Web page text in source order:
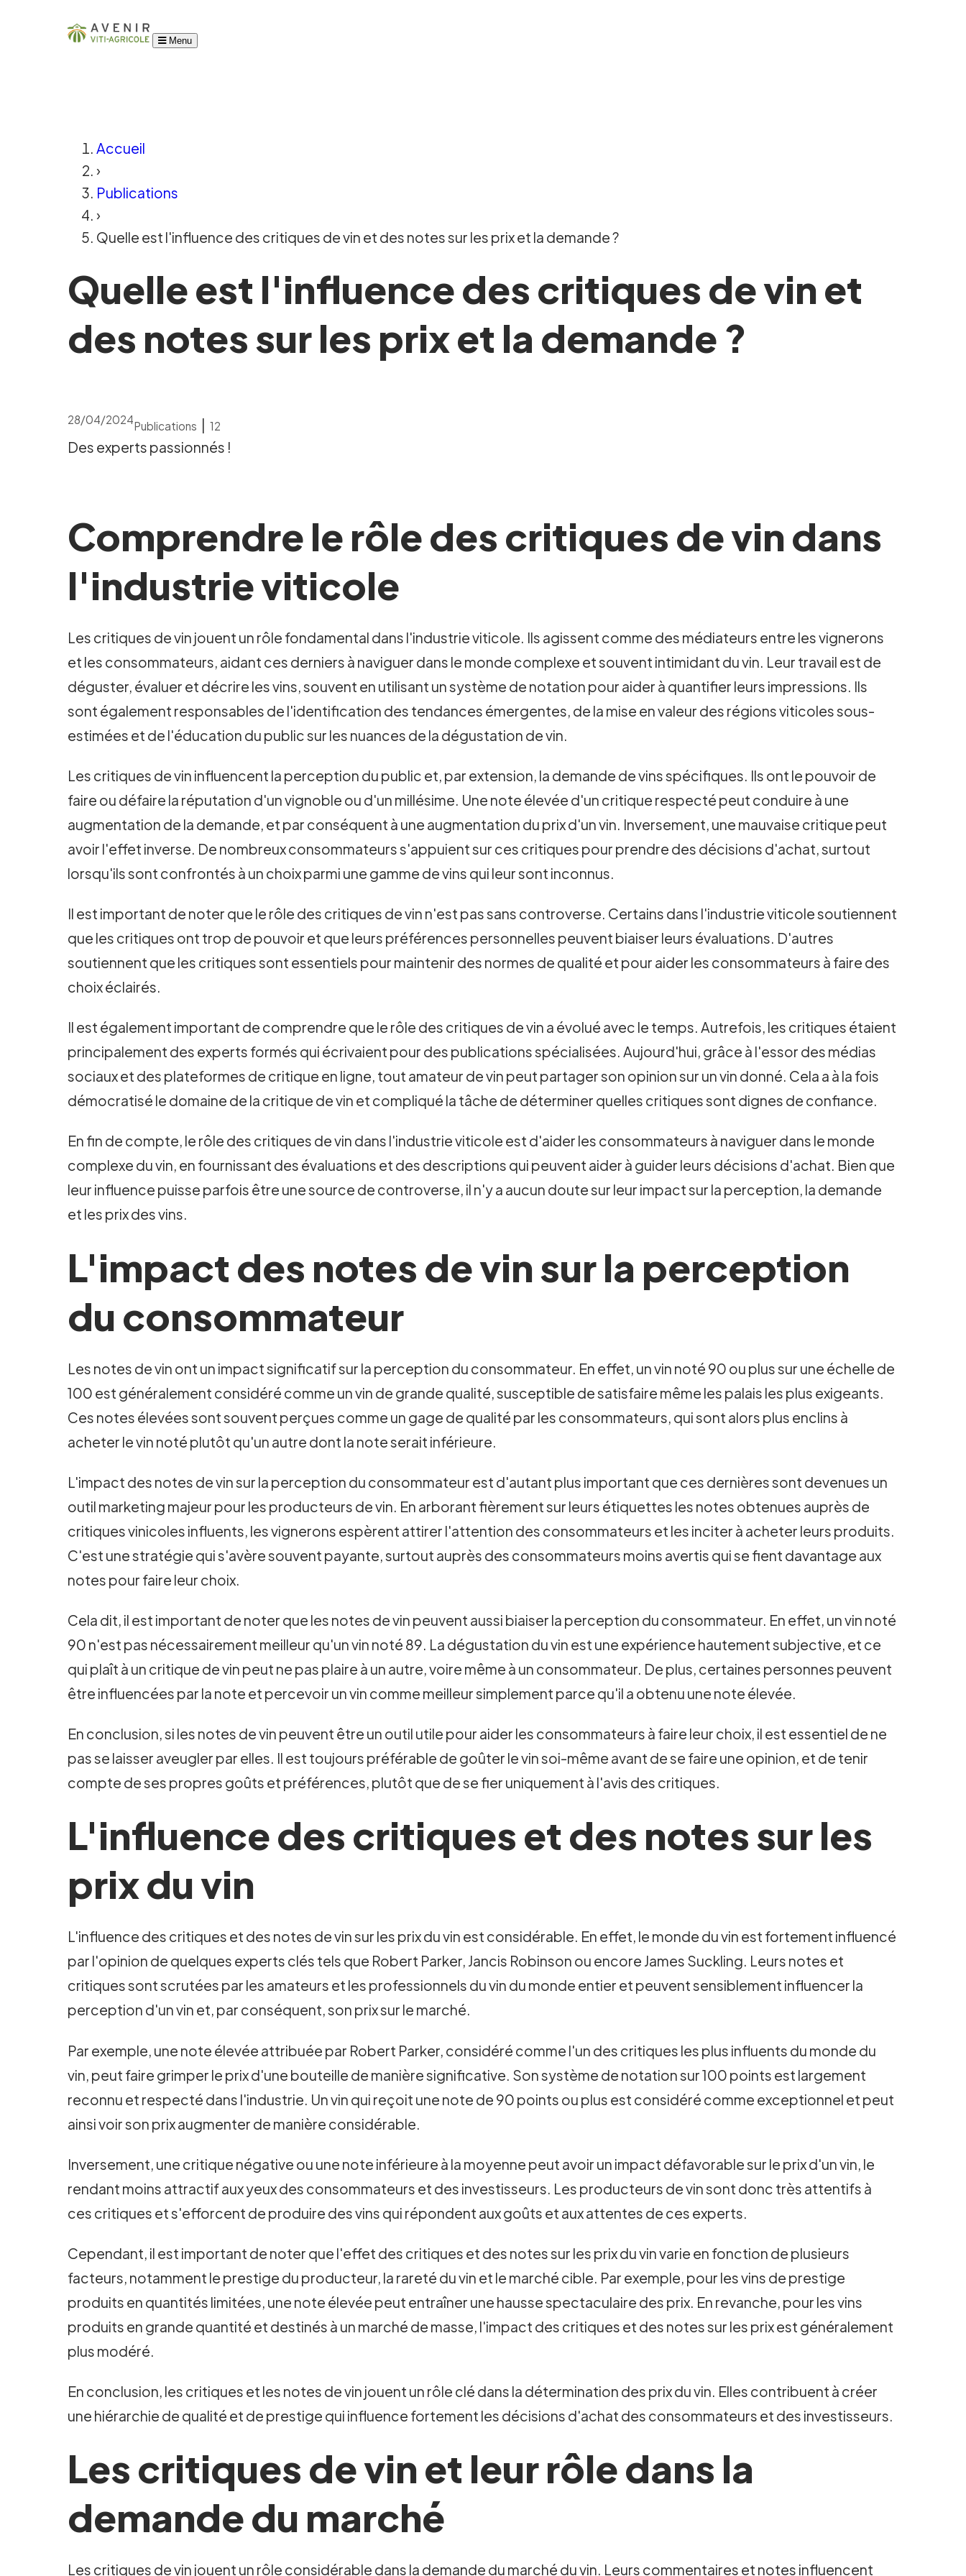
Menu
Accueil
›
Publications
›
Quelle est l'influence des critiques de vin et des notes sur les prix et la demande ?
Quelle est l'influence des critiques de vin et
des notes sur les prix et la demande ?
28/04/2024Publications |12
Des experts passionnés !
Comprendre le rôle des critiques de vin dans
l'industrie viticole
Les critiques de vin jouent un rôle fondamental dans l'industrie viticole. Ils agissent comme des médiateurs entre les vignerons
et les consommateurs, aidant ces derniers à naviguer dans le monde complexe et souvent intimidant du vin. Leur travail est de
déguster, évaluer et décrire les vins, souvent en utilisant un système de notation pour aider à quantifier leurs impressions. Ils
sont également responsables de l'identification des tendances émergentes, de la mise en valeur des régions viticoles sous-
estimées et de l'éducation du public sur les nuances de la dégustation de vin.
Les critiques de vin influencent la perception du public et, par extension, la demande de vins spécifiques. Ils ont le pouvoir de
faire ou défaire la réputation d'un vignoble ou d'un millésime. Une note élevée d'un critique respecté peut conduire à une
augmentation de la demande, et par conséquent à une augmentation du prix d'un vin. Inversement, une mauvaise critique peut
avoir l'effet inverse. De nombreux consommateurs s'appuient sur ces critiques pour prendre des décisions d'achat, surtout
lorsqu'ils sont confrontés à un choix parmi une gamme de vins qui leur sont inconnus.
Il est important de noter que le rôle des critiques de vin n'est pas sans controverse. Certains dans l'industrie viticole soutiennent
que les critiques ont trop de pouvoir et que leurs préférences personnelles peuvent biaiser leurs évaluations. D'autres
soutiennent que les critiques sont essentiels pour maintenir des normes de qualité et pour aider les consommateurs à faire des
choix éclairés.
Il est également important de comprendre que le rôle des critiques de vin a évolué avec le temps. Autrefois, les critiques étaient
principalement des experts formés qui écrivaient pour des publications spécialisées. Aujourd'hui, grâce à l'essor des médias
sociaux et des plateformes de critique en ligne, tout amateur de vin peut partager son opinion sur un vin donné. Cela a à la fois
démocratisé le domaine de la critique de vin et compliqué la tâche de déterminer quelles critiques sont dignes de confiance.
En fin de compte, le rôle des critiques de vin dans l'industrie viticole est d'aider les consommateurs à naviguer dans le monde
complexe du vin, en fournissant des évaluations et des descriptions qui peuvent aider à guider leurs décisions d'achat. Bien que
leur influence puisse parfois être une source de controverse, il n'y a aucun doute sur leur impact sur la perception, la demande
et les prix des vins.
L'impact des notes de vin sur la perception
du consommateur
Les notes de vin ont un impact significatif sur la perception du consommateur. En effet, un vin noté 90 ou plus sur une échelle de
100 est généralement considéré comme un vin de grande qualité, susceptible de satisfaire même les palais les plus exigeants.
Ces notes élevées sont souvent perçues comme un gage de qualité par les consommateurs, qui sont alors plus enclins à
acheter le vin noté plutôt qu'un autre dont la note serait inférieure.
L'impact des notes de vin sur la perception du consommateur est d'autant plus important que ces dernières sont devenues un
outil marketing majeur pour les producteurs de vin. En arborant fièrement sur leurs étiquettes les notes obtenues auprès de
critiques vinicoles influents, les vignerons espèrent attirer l'attention des consommateurs et les inciter à acheter leurs produits.
C'est une stratégie qui s'avère souvent payante, surtout auprès des consommateurs moins avertis qui se fient davantage aux
notes pour faire leur choix.
Cela dit, il est important de noter que les notes de vin peuvent aussi biaiser la perception du consommateur. En effet, un vin noté
90 n'est pas nécessairement meilleur qu'un vin noté 89. La dégustation du vin est une expérience hautement subjective, et ce
qui plaît à un critique de vin peut ne pas plaire à un autre, voire même à un consommateur. De plus, certaines personnes peuvent
être influencées par la note et percevoir un vin comme meilleur simplement parce qu'il a obtenu une note élevée.
En conclusion, si les notes de vin peuvent être un outil utile pour aider les consommateurs à faire leur choix, il est essentiel de ne
pas se laisser aveugler par elles. Il est toujours préférable de goûter le vin soi-même avant de se faire une opinion, et de tenir
compte de ses propres goûts et préférences, plutôt que de se fier uniquement à l'avis des critiques.
L'influence des critiques et des notes sur les
prix du vin
L'influence des critiques et des notes de vin sur les prix du vin est considérable. En effet, le monde du vin est fortement influencé
par l'opinion de quelques experts clés tels que Robert Parker, Jancis Robinson ou encore James Suckling. Leurs notes et
critiques sont scrutées par les amateurs et les professionnels du vin du monde entier et peuvent sensiblement influencer la
perception d'un vin et, par conséquent, son prix sur le marché.
Par exemple, une note élevée attribuée par Robert Parker, considéré comme l'un des critiques les plus influents du monde du
vin, peut faire grimper le prix d'une bouteille de manière significative. Son système de notation sur 100 points est largement
reconnu et respecté dans l'industrie. Un vin qui reçoit une note de 90 points ou plus est considéré comme exceptionnel et peut
ainsi voir son prix augmenter de manière considérable.
Inversement, une critique négative ou une note inférieure à la moyenne peut avoir un impact défavorable sur le prix d'un vin, le
rendant moins attractif aux yeux des consommateurs et des investisseurs. Les producteurs de vin sont donc très attentifs à
ces critiques et s'efforcent de produire des vins qui répondent aux goûts et aux attentes de ces experts.
Cependant, il est important de noter que l'effet des critiques et des notes sur les prix du vin varie en fonction de plusieurs
facteurs, notamment le prestige du producteur, la rareté du vin et le marché cible. Par exemple, pour les vins de prestige
produits en quantités limitées, une note élevée peut entraîner une hausse spectaculaire des prix. En revanche, pour les vins
produits en grande quantité et destinés à un marché de masse, l'impact des critiques et des notes sur les prix est généralement
plus modéré.
En conclusion, les critiques et les notes de vin jouent un rôle clé dans la détermination des prix du vin. Elles contribuent à créer
une hiérarchie de qualité et de prestige qui influence fortement les décisions d'achat des consommateurs et des investisseurs.
Les critiques de vin et leur rôle dans la
demande du marché
Les critiques de vin jouent un rôle considérable dans la demande du marché du vin. Leurs commentaires et notes influencent